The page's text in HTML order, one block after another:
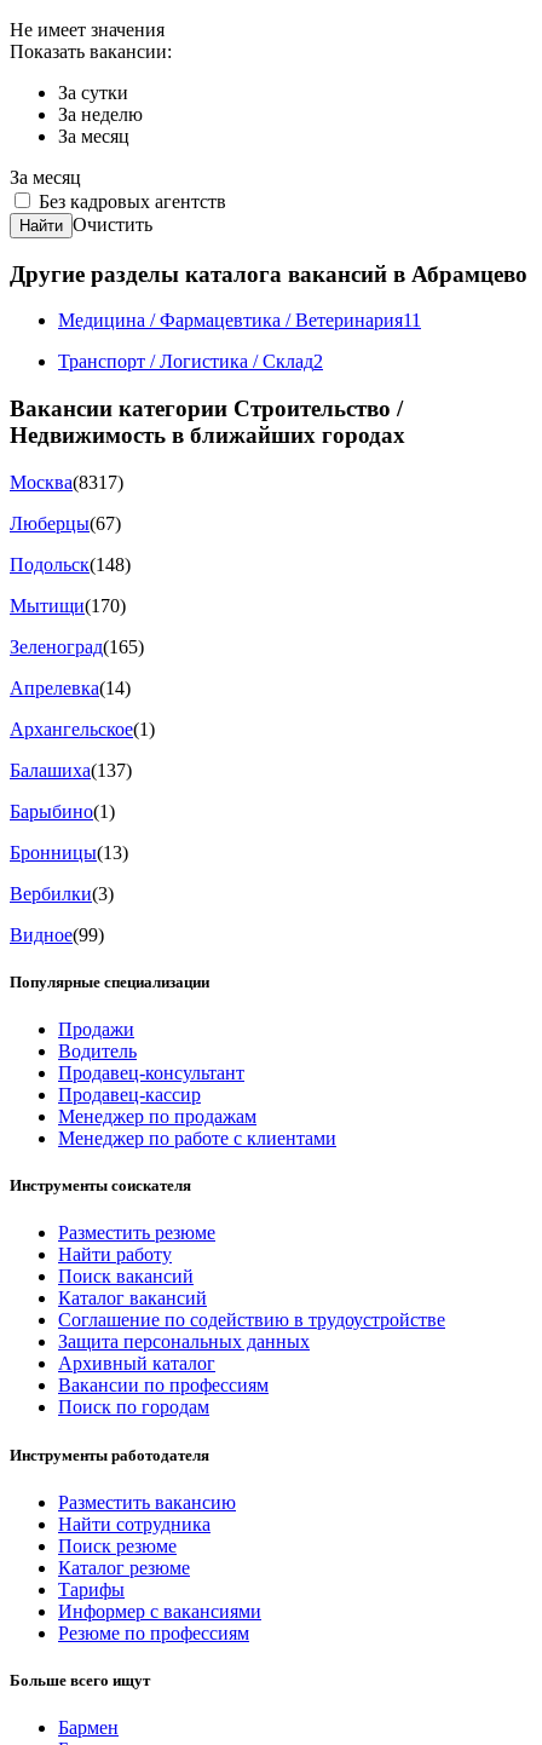
Не имеет значения
Показать вакансии:
За сутки
За неделю
За месяц
За месяц
Без кадровых агентств
Найти Очистить
Другие разделы каталога вакансий в Абрамцево
Медицина / Фармацевтика / Ветеринария11
Транспорт / Логистика / Склад2
Вакансии категории Строительство /
Недвижимость в ближайших городах
Москва(8317)
Люберцы(67)
Подольск(148)
Мытищи(170)
Зеленоград(165)
Апрелевка(14)
Архангельское(1)
Балашиха(137)
Барыбино(1)
Бронницы(13)
Вербилки(3)
Видное(99)
Популярные специализации
Продажи
Водитель
Продавец-консультант
Продавец-кассир
Менеджер по продажам
Менеджер по работе с клиентами
Инструменты соискателя
Разместить резюме
Найти работу
Поиск вакансий
Каталог вакансий
Соглашение по содействию в трудоустройстве
Защита персональных данных
Архивный каталог
Вакансии по профессиям
Поиск по городам
Инструменты работодателя
Разместить вакансию
Найти сотрудника
Поиск резюме
Каталог резюме
Тарифы
Информер с вакансиями
Резюме по профессиям
Больше всего ищут
Бармен